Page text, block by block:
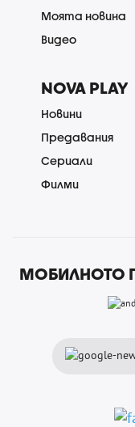
Моята новина
Видео
NOVA PLAY
Новини
Предавания
Сериали
Филми
МОБИЛНОТО